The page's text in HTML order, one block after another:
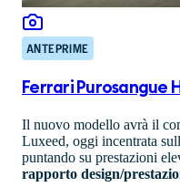
ANTEPRIME
Ferrari Purosangue
Il nuovo modello avrà il
Luxeed, oggi incentrata
puntando su prestazioni
rapporto design/